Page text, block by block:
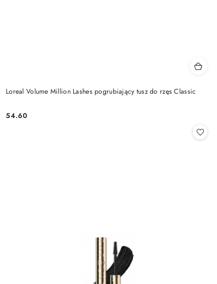
Loreal Volume Million Lashes pogrubiający tusz do rzęs Classic
Cena:
54.60